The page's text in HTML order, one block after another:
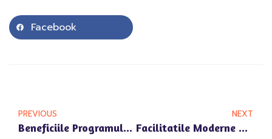
Facebook
PREVIOUS
Beneficiile Programului Prelungit La Gradinita Happy Univers Din Voluntari
NEXT
Facilitatile Moderne Si Siguranta La Gradinita Happy Univers Din Zona OMV Pipera